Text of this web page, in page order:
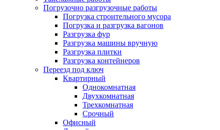
Погрузочно разгрузочные работы
Погрузка строительного мусора
Погрузка и разгрузка вагонов
Разгрузка фур
Разгрузка машины вручную
Разгрузка плитки
Разгрузка контейнеров
Переезд под ключ
Квартирный
Однокомнатная
Двухкомнатная
Трехкомнатная
Срочный
Офисный